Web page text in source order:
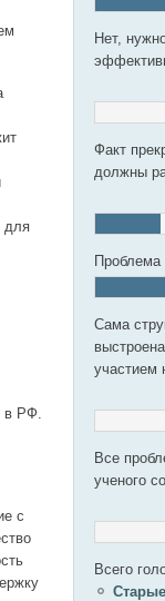
для
в РФ.
с
Нет,
Факт
должны
Проблема
Сама
участием
Все
ученого
Всего